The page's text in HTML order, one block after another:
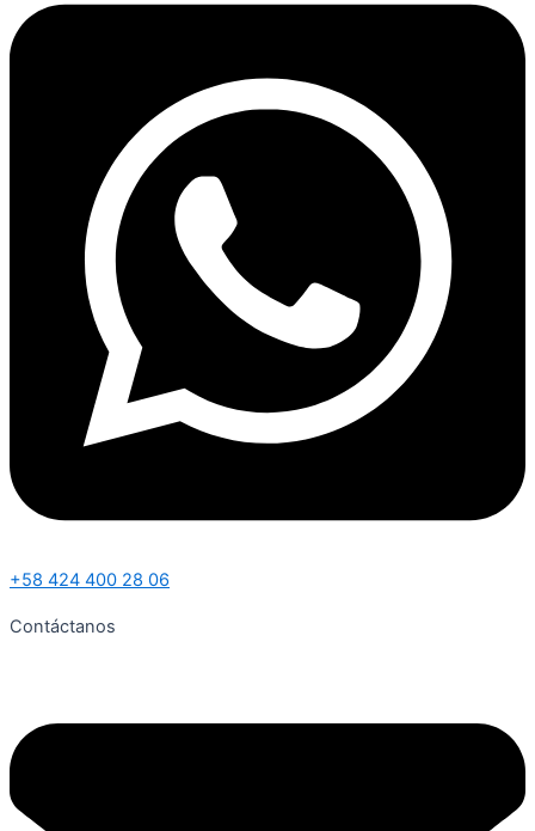
+58 424 400 28 06
Contáctanos